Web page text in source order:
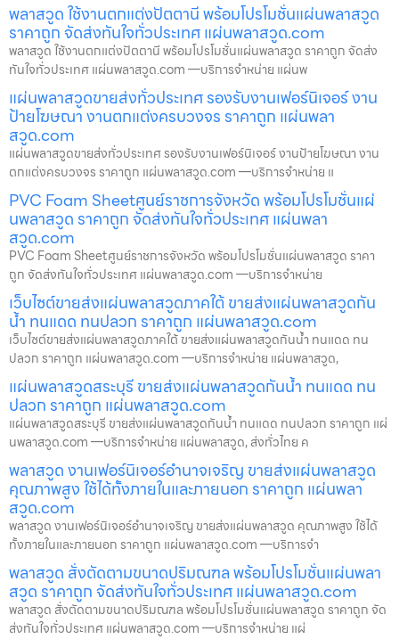
พลาสวูด ใช้งานตกแต่งปัตตานี พร้อมโปรโมชั่นแผ่นพลาสวูด
ราคาถูก จัดส่งทันใจทั่วประเทศ แผ่นพลาสวูด.com
พลาสวูด ใช้งานตกแต่งปัตตานี พร้อมโปรโมชั่นแผ่นพลาสวูด ราคาถูก จัดส่ง
ทันใจทั่วประเทศ แผ่นพลาสวูด.com —บริการจำหน่าย แผ่นพ
แผ่นพลาสวูดขายส่งทั่วประเทศ รองรับงานเฟอร์นิเจอร์ งาน
ป้ายโฆษณา งานตกแต่งครบวงจร ราคาถูก แผ่นพลา
สวูด.com
แผ่นพลาสวูดขายส่งทั่วประเทศ รองรับงานเฟอร์นิเจอร์ งานป้ายโฆษณา งาน
ตกแต่งครบวงจร ราคาถูก แผ่นพลาสวูด.com —บริการจำหน่าย แ
PVC Foam Sheetศูนย์ราชการจังหวัด พร้อมโปรโมชั่นแผ่
นพลาสวูด ราคาถูก จัดส่งทันใจทั่วประเทศ แผ่นพลา
สวูด.com
PVC Foam Sheetศูนย์ราชการจังหวัด พร้อมโปรโมชั่นแผ่นพลาสวูด ราคา
ถูก จัดส่งทันใจทั่วประเทศ แผ่นพลาสวูด.com —บริการจำหน่าย
เว็บไซต์ขายส่งแผ่นพลาสวูดภาคใต้ ขายส่งแผ่นพลาสวูดกัน
น้ำ ทนแดด ทนปลวก ราคาถูก แผ่นพลาสวูด.com
เว็บไซต์ขายส่งแผ่นพลาสวูดภาคใต้ ขายส่งแผ่นพลาสวูดกันน้ำ ทนแดด ทน
ปลวก ราคาถูก แผ่นพลาสวูด.com —บริการจำหน่าย แผ่นพลาสวูด,
แผ่นพลาสวูดสระบุรี ขายส่งแผ่นพลาสวูดกันน้ำ ทนแดด ทน
ปลวก ราคาถูก แผ่นพลาสวูด.com
แผ่นพลาสวูดสระบุรี ขายส่งแผ่นพลาสวูดกันน้ำ ทนแดด ทนปลวก ราคาถูก แผ่
นพลาสวูด.com —บริการจำหน่าย แผ่นพลาสวูด, ส่งทั่วไทย ค
พลาสวูด งานเฟอร์นิเจอร์อำนาจเจริญ ขายส่งแผ่นพลาสวูด
คุณภาพสูง ใช้ได้ทั้งภายในและภายนอก ราคาถูก แผ่นพลา
สวูด.com
พลาสวูด งานเฟอร์นิเจอร์อำนาจเจริญ ขายส่งแผ่นพลาสวูด คุณภาพสูง ใช้ได้
ทั้งภายในและภายนอก ราคาถูก แผ่นพลาสวูด.com —บริการจำ
พลาสวูด สั่งตัดตามขนาดปริมณฑล พร้อมโปรโมชั่นแผ่นพลา
สวูด ราคาถูก จัดส่งทันใจทั่วประเทศ แผ่นพลาสวูด.com
พลาสวูด สั่งตัดตามขนาดปริมณฑล พร้อมโปรโมชั่นแผ่นพลาสวูด ราคาถูก จัด
ส่งทันใจทั่วประเทศ แผ่นพลาสวูด.com —บริการจำหน่าย แผ่